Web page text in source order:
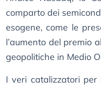
comparto dei
esogene, come le
l’aumento del premio
geopolitiche in Medio
I veri catalizzatori per